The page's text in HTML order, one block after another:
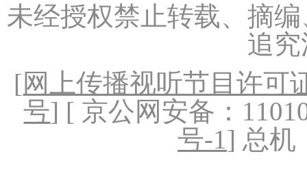
未经授权禁止转载、摘
追
[网上传播视听节目许可
号] [ 京公网安备：
号-1] 总机